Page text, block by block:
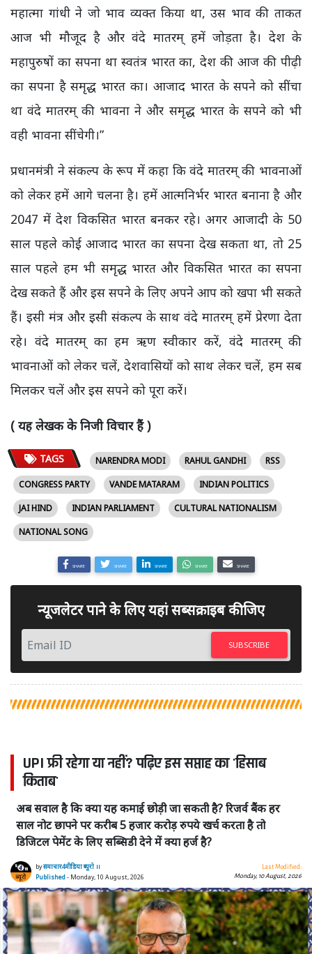
महात्मा गांधी ने जो भाव व्यक्त किया था, उस भाव की ताकत
आज भी मौजूद है और वंदे मातरम् हमें जोड़ता है। देश के
महापुरुषों का सपना था स्वतंत्र भारत का, देश की आज की पीढ़ी
का सपना है समृद्ध भारत का। आजाद भारत के सपने को सींचा
था वंदे मातरम् की भावना ने और समृद्ध भारत के सपने को भी
वही भावना सींचेगी।”
प्रधानमंत्री ने संकल्प के रूप में कहा कि वंदे मातरम् की भावनाओं
को लेकर हमें आगे चलना है। हमें आत्मनिर्भर भारत बनाना है और
2047 में देश विकसित भारत बनकर रहे। अगर आजादी के 50
साल पहले कोई आजाद भारत का सपना देख सकता था, तो 25
साल पहले हम भी समृद्ध भारत और विकसित भारत का सपना
देख सकते हैं और इस सपने के लिए अपने आप को खपा भी सकते
हैं। इसी मंत्र और इसी संकल्प के साथ वंदे मातरम् हमें प्रेरणा देता
रहे। वंदे मातरम् का हम ऋण स्वीकार करें, वंदे मातरम् की
भावनाओं को लेकर चलें, देशवासियों को साथ लेकर चलें, हम सब
मिलकर चलें और इस सपने को पूरा करें।
( यह लेखक के निजी विचार हैं )
TAGS NARENDRA MODI RAHUL GANDHI
RSS
CONGRESS PARTY
VANDE MATARAM
INDIAN POLITICS
JAI HIND
INDIAN PARLIAMENT
CULTURAL NATIONALISM
NATIONAL SONG
SHARE SHARE SHARE SHARE SHARE
न्यूजलेटर पाने के लिए यहां सब्सक्राइब कीजिए
SUBSCRIBE
UPI फ्री रहेगा या नहीं? पढ़िए इस सप्ताह का 'हिसाब
किताब'
अब सवाल है कि क्या यह कमाई छोड़ी जा सकती है? रिजर्व बैंक हर
साल नोट छापने पर करीब 5 हजार करोड़ रुपये खर्च करता है तो
डिजिटल पेमेंट के लिए सब्सिडी देने में क्या हर्ज है?
byसमाचार4मीडिया ब्यूरो ।।
Published- Monday, 10 August, 2026
Last Modified:
Monday, 10 August, 2026